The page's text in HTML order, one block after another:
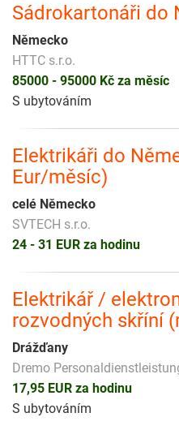
Sádrokartonáři do
Německo
HTTC s.r.o.
85000 - 95000 Kč za měsíc
S ubytováním
Elektrikáři do
Eur/měsíc)
celé Německo
SVTECH s.r.o.
24 - 31 EUR za hodinu
Elektrikář /
rozvodných skříní
Drážďany
Dremo
17,95 EUR za hodinu
S ubytováním